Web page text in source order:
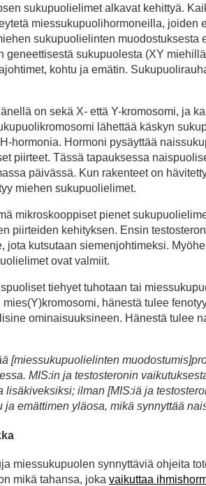
sukupuolielimet alkavat kehittyä.
miessukupuolihormoneilla, joiden
sukupuolielinten muodostuksesta
geneettisestä sukupuolesta (XY
kohtu ja emätin.
on sekä X- että Y-kromosomi, ja
lähettää käskyn
hormonia. Hormoni pysäyttää
piirteet. Tässä tapauksessa
päivässä. Kun rakenteet on
miehen sukupuolielimet.
mikroskooppiset pienet
piirteiden kehityksen. Ensin
jota kutsutaan siemenjohtimeksi.
ovat valmiit.
tiehyet tuhotaan tai
hänestä tulee
ominaisuuksineen. Hänestä tulee
[miessukupuolielinten
MIS:in ja testosteronin
ilman [MIS:iä ja
emättimen yläosa, mikä synnyttää
miessukupuolen synnyttäviä ohjeita
mikä tahansa, joka vaikuttaa